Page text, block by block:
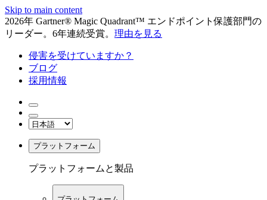
Skip to main content
2026年 Gartner® Magic Quadrant™ エンドポイント保護部門の
リーダー。6年連続受賞。 理由を見る
侵害を受けていますか？
ブログ
採用情報
プラットフォーム
プラットフォームと製品